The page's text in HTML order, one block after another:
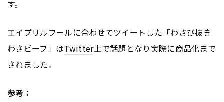
す。
エイプリルフールに合わせてツイートした「わさび抜き
わさビーフ」はTwitter上で話題となり実際に商品化まで
されました。
参考：